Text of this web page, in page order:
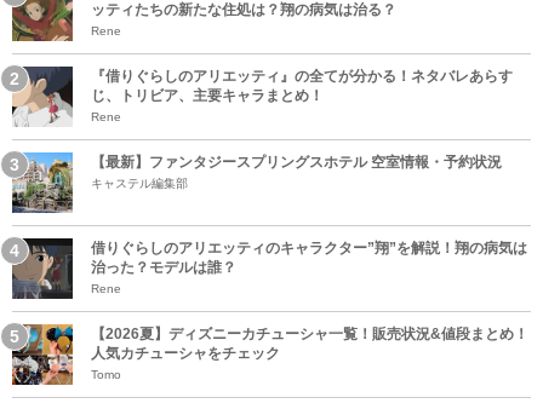
ッティたちの新たな住処は？翔の病気は治る？
Rene
『借りぐらしのアリエッティ』の全てが分かる！ネタバレあらす
じ、トリビア、主要キャラまとめ！
Rene
【最新】ファンタジースプリングスホテル 空室情報・予約状況
キャステル編集部
借りぐらしのアリエッティのキャラクター”翔”を解説！翔の病気は
治った？モデルは誰？
Rene
【2026夏】ディズニーカチューシャ一覧！販売状況&値段まとめ！
人気カチューシャをチェック
Tomo